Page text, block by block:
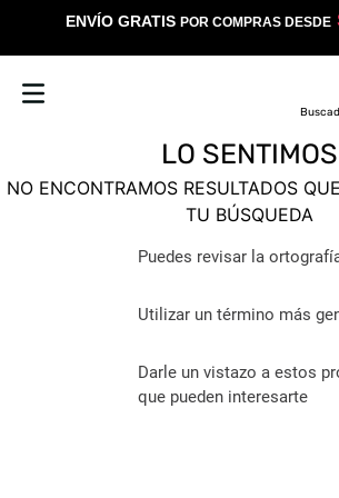
ENVÍO GRATIS POR COMPRAS DESDE
LO SENTIMOS
NO ENCONTRAMOS RESULTADOS
TU BÚSQUEDA
Puedes revisar la
Utilizar un término más
Darle un vistazo a estos
que pueden interesarte